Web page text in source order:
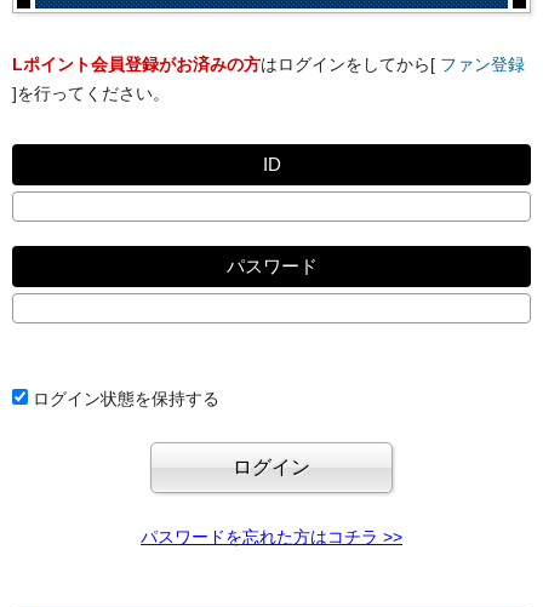
Lポイント会員登録がお済みの方はログインをしてから[ ファン登録
]を行ってください。
ID
パスワード
ログイン状態を保持する
パスワードを忘れた方はコチラ >>